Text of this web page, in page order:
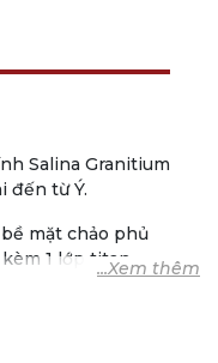
Salina Granitium
đến từ Ý.
mặt chảo phủ
1 lớp titan.